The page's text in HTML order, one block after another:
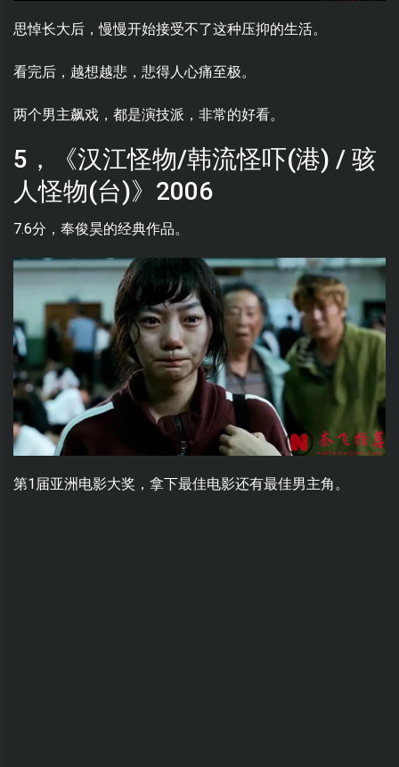
思悼长大后，慢慢开始接受不了这种压抑的生活。
看完后，越想越悲，悲得人心痛至极。
两个男主飙戏，都是演技派，非常的好看。
5，《汉江怪物/韩流怪吓(港) / 骇
人怪物(台)》2006
7.6分，奉俊昊的经典作品。
第1届亚洲电影大奖，拿下最佳电影还有最佳男主角。